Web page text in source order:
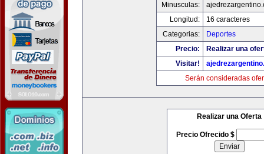
Minusculas:
Longitud:
16 caracteres
Categorias:
Deportes
Precio:
Realizar una
Visitar!
Serán consideradas
Realizar una Oferta
Precio Ofrecido $